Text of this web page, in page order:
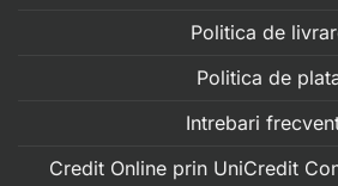
Politica de
Politica de
Intrebari
Credit Online prin UniCredit